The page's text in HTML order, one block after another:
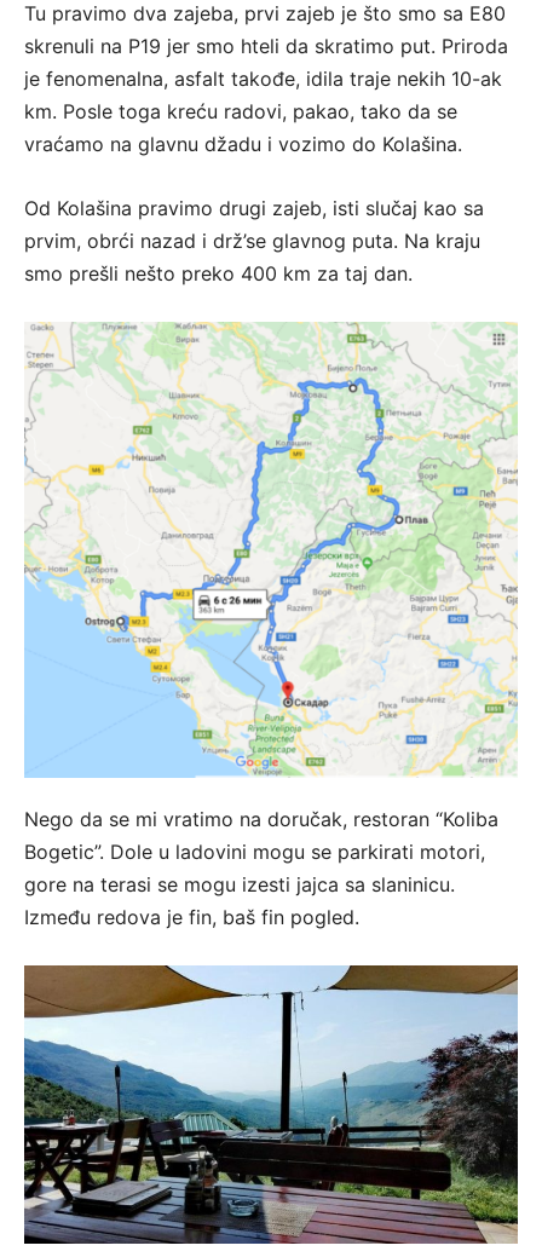
Tu pravimo dva zajeba, prvi zajeb je što smo sa E80
skrenuli na P19 jer smo hteli da skratimo put. Priroda
je fenomenalna, asfalt takođe, idila traje nekih 10-ak
km. Posle toga kreću radovi, pakao, tako da se
vraćamo na glavnu džadu i vozimo do Kolašina.
Od Kolašina pravimo drugi zajeb, isti slučaj kao sa
prvim, obrći nazad i drž’se glavnog puta. Na kraju
smo prešli nešto preko 400 km za taj dan.
Nego da se mi vratimo na doručak, restoran “Koliba
Bogetic”. Dole u ladovini mogu se parkirati motori,
gore na terasi se mogu izesti jajca sa slaninicu.
Između redova je fin, baš fin pogled.